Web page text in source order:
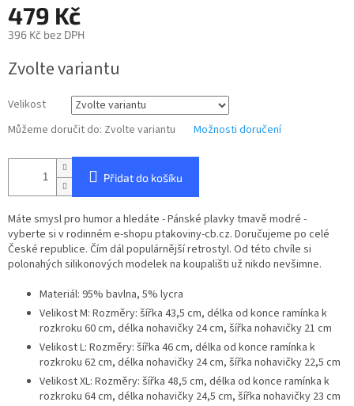
479 Kč
396 Kč bez DPH
cena:
Zvolte variantu
Velikost
Můžeme doručit do: Zvolte variantu Možnosti doručení
Přidat do košíku
Máte smysl pro humor a hledáte - Pánské plavky tmavě modré -
vyberte si v rodinném e-shopu ptakoviny-cb.cz. Doručujeme po celé
České republice. Čím dál populárnější retrostyl. Od této chvíle si
polonahých silikonových modelek na koupališti už nikdo nevšimne.
Materiál: 95% bavlna, 5% lycra
Velikost M: Rozměry: šířka 43,5 cm, délka od konce ramínka k
rozkroku 60 cm, délka nohavičky 24 cm, šířka nohavičky 21 cm
Velikost L: Rozměry: šířka 46 cm, délka od konce ramínka k
rozkroku 62 cm, délka nohavičky 24 cm, šířka nohavičky 22,5 cm
Velikost XL: Rozměry: šířka 48,5 cm, délka od konce ramínka k
rozkroku 64 cm, délka nohavičky 24,5 cm, šířka nohavičky 23 cm